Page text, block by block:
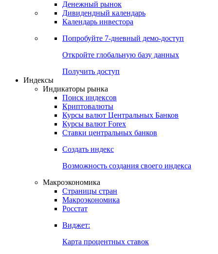
Денежный рынок
Дивидендный календарь
Календарь инвестора
Попробуйте 7-дневный демо-доступ
Откройте глобальную базу данных
Получить доступ
Индексы
Индикаторы рынка
Поиск индексов
Криптовалюты
Курсы валют Центральных Банков
Курсы валют Forex
Ставки центральных банков
Создать индекс
Возможность создания своего индекса
Макроэкономика
Страницы стран
Макроэкономика
Росстат
Виджет:
Карта процентных ставок